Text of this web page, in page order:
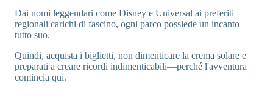
Dai nomi leggendari come Disney e Universal ai preferiti
regionali carichi di fascino, ogni parco possiede un incanto
tutto suo.
Quindi, acquista i biglietti, non dimenticare la crema solare e
preparati a creare ricordi indimenticabili—perché l'avventura
comincia qui.